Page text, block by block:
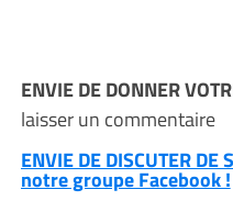
ENVIE DE DONNER
laisser un commentaire
ENVIE DE DISCUTER
notre groupe Facebook !